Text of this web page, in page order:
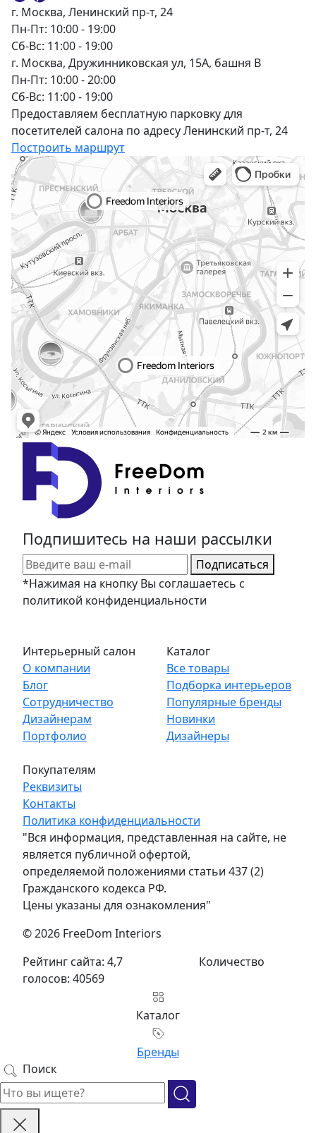
г. Москва, Ленинский пр-т, 24
Пн-Пт: 10:00 - 19:00
Сб-Вс: 11:00 - 19:00
г. Москва, Дружинниковская ул, 15А, башня В
Пн-Пт: 10:00 - 20:00
Сб-Вс: 11:00 - 19:00
Предоставляем бесплатную парковку для
посетителей салона по адресу Ленинский пр-т, 24
Построить маршрут
Интерьерный салон
О компании
Блог
Сотрудничество
Дизайнерам
Портфолио
Каталог
Все товары
Подборка интерьеров
Популярные бренды
Новинки
Дизайнеры
Покупателям
Реквизиты
Контакты
Подпишитесь на наши рассылки
Подписаться
*Нажимая на кнопку Вы соглашаетесь с
политикой конфиденциальности
Политика конфиденциальности
"Вся информация, представленная на сайте, не
является публичной офертой,
определяемой положениями статьи 437 (2)
Гражданского кодекса РФ.
Цены указаны для ознакомления"
© 2026 FreeDom Interiors
Рейтинг сайта: 4,7
Количество
голосов: 40569
Каталог
Бренды
Поиск